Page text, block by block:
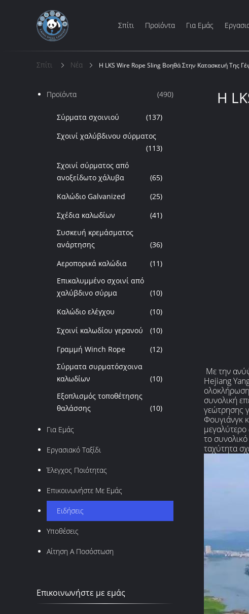
Σπίτι Προϊόντα Για Εμάς
Σπίτι Νέα Η LKS Wire Rope Sling Βοηθά Στην Κατασκευή Της
Προϊόντα (490)
Σύρματα σχοινιού
(137)
Σχοινί χαλύβδινου σύρματος
(113)
Σχοινί σύρματος από
ανοξείδωτο χάλυβα
(65)
Καλώδιο Galvanized
(25)
Σχέδια καλωδίων
(41)
Συσκευή κρεμάσματος
ανάρτησης
(36)
Αεροπορικά καλώδια
(11)
Επικαλυμμένο σχοινί από
χαλύβδινο σύρμα
(10)
Καλώδιο ελέγχου
(10)
Σχοινί καλωδίου γερανού
(10)
Γραμμή Winch Rope
(12)
Σύρματα συρματόσχοινα
καλωδίων
(10)
Εξοπλισμός τοποθέτησης
θαλάσσης
(10)
Για Εμάς
Εργασιακό Ταξίδι
Έλεγχος Ποιότητας
Επικοινωνήστε Με Εμάς
Ειδήσεις
Υποθέσεις
Αίτηση Α Ποσόστωση
Επικοινωνήστε με εμάς
Η
Με την
Hejiang
συνολική
γεώτρησης
Φουγιάνγκ
το
ταχύτητα